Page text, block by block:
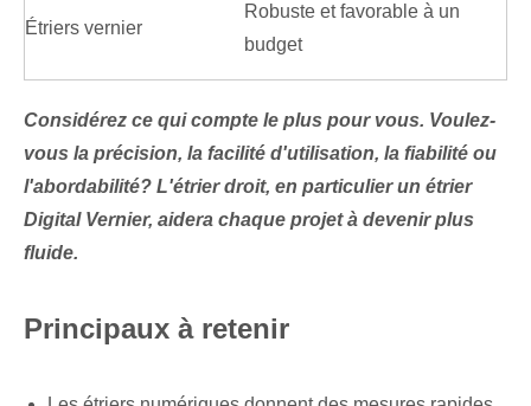
Étriers vernier
Robuste et favorable à un
budget
Considérez ce qui compte le plus pour vous. Voulez-
vous la précision, la facilité d'utilisation, la fiabilité ou
l'abordabilité? L'étrier droit, en particulier un étrier
Digital Vernier, aidera chaque projet à devenir plus
fluide.
Principaux à retenir